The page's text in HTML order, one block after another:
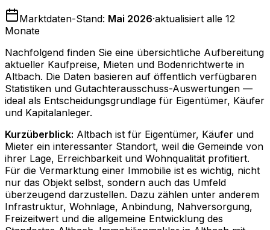
Marktdaten-Stand: Mai 2026·aktualisiert alle 12
Monate
Nachfolgend finden Sie eine übersichtliche Aufbereitung
aktueller Kaufpreise, Mieten und Bodenrichtwerte in
Altbach. Die Daten basieren auf öffentlich verfügbaren
Statistiken und Gutachterausschuss-Auswertungen —
ideal als Entscheidungsgrundlage für Eigentümer, Käufer
und Kapitalanleger.
Kurzüberblick: Altbach ist für Eigentümer, Käufer und
Mieter ein interessanter Standort, weil die Gemeinde von
ihrer Lage, Erreichbarkeit und Wohnqualität profitiert.
Für die Vermarktung einer Immobilie ist es wichtig, nicht
nur das Objekt selbst, sondern auch das Umfeld
überzeugend darzustellen. Dazu zählen unter anderem
Infrastruktur, Wohnlage, Anbindung, Nahversorgung,
Freizeitwert und die allgemeine Entwicklung des